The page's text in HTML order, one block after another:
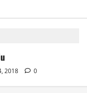
2018 0